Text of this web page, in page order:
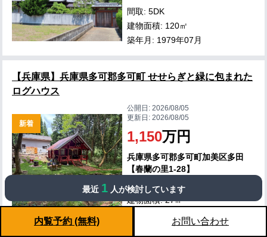
間取: 5DK
建物面積: 120㎡
築年月: 1979年07月
【兵庫県】兵庫県多可郡多可町 せせらぎと緑に包まれた
ログハウス
新着
公開日:2026/08/05
更新日:2026/08/05
1,150万円
兵庫県多可郡多可町加美区多田
【春蘭の里1-28】
間取: 1LDK
建物面積: 27㎡
最近 1 人が検討しています
内覧予約 (無料) お問い合わせ